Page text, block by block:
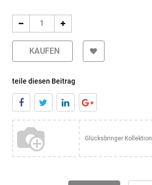
KAUFEN
teile diesen Beitrag
Glücksbringer Kollektion